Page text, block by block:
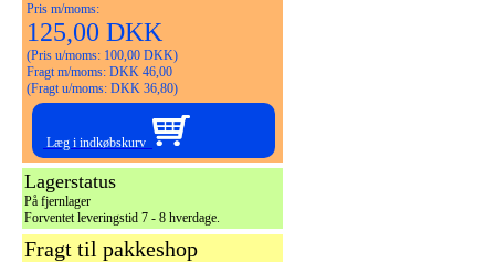
Pris m/moms:
125,00 DKK
(Pris u/moms: 100,00 DKK)
Fragt m/moms: DKK 46,00
(Fragt u/moms: DKK 36,80)
Læg i indkøbskurv
Lagerstatus
På fjernlager
Forventet leveringstid 7 - 8 hverdage.
Fragt til pakkeshop